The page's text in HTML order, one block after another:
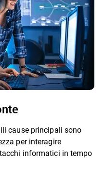
cause principali sono
per interagire
informatici in tempo